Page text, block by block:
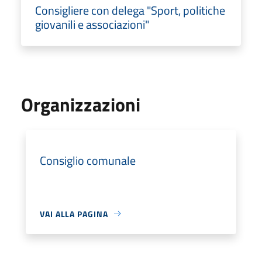
Consigliere con delega "Sport, politiche
giovanili e associazioni"
Organizzazioni
Consiglio comunale
VAI ALLA PAGINA